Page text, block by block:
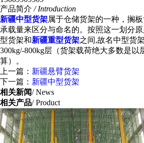
产品简介 / Introduction
新疆中型货架属于仓储货架的一种，搁
承载量来区分与命名的。按照这一划分原
型货架和新疆重型货架之间,故名中型货
300kg/-800kg层（货架载荷绝大多数是以
算）。
上一篇： 新疆悬臂货架
下一篇： 新疆中型货架
相关新闻/ News
相关产品/ Product